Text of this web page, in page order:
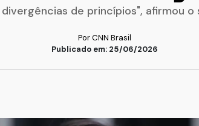
de princípios", afirmou
Por CNN Brasil
Publicado em: 25/06/2026